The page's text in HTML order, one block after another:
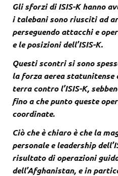
Gli sforzi di ISIS-K hanno
i talebani sono riusciti ad
perseguendo attacchi e
e le posizioni dell’ISIS-K.
Questi scontri si sono
la forza aerea statunitense
terra contro l’ISIS-K,
fino a che punto queste
coordinate.
Ciò che è chiaro è che la
personale e leadership
risultato di operazioni
dell’Afghanistan, e in